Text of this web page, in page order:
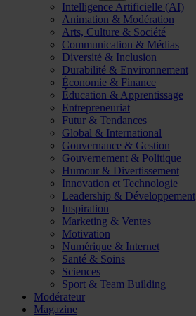
Intelligence Artificielle (AI)
Animation & Modération
Arts, Culture & Société
Communication & Médias
Diversité & Inclusion
Durabilité & Environnement
Économie & Finance
Éducation & Apprentissage
Entrepreneuriat
Futur & Tendances
Global & International
Gouvernance & Gestion
Gouvernement & Politique
Humour & Divertissement
Innovation et Technologie
Leadership & Développement
Inspiration
Marketing & Ventes
Motivation
Numérique & Internet
Santé & Soins
Sciences
Sport & Team Building
Modérateur
Magazine